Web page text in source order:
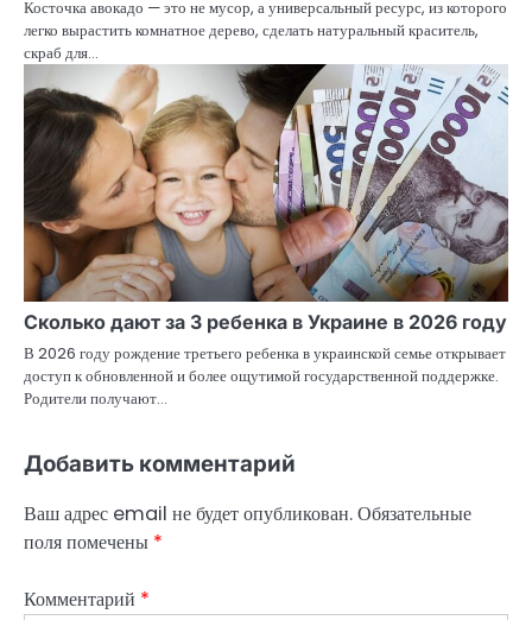
Косточка авокадо — это не мусор, а универсальный ресурс, из которого
легко вырастить комнатное дерево, сделать натуральный краситель,
скраб для…
Сколько дают за 3 ребенка в Украине в 2026 году
В 2026 году рождение третьего ребенка в украинской семье открывает
доступ к обновленной и более ощутимой государственной поддержке.
Родители получают…
Добавить комментарий
Ваш адрес email не будет опубликован.Обязательные
поля помечены *
Комментарий *